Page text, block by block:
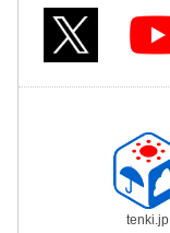
tenki.jp